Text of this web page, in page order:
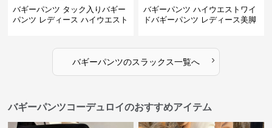
バギーパンツ タック入りバギー
パンツ レディース ハイウエスト
バギーパンツ ハイウエストワイ
ドバギーパンツ レディース美脚
バギーパンツのスラックス一覧へ ›
バギーパンツコーデュロイのおすすめアイテム